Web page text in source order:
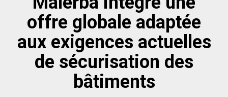
offre globale adaptée
aux exigences actuelles
de sécurisation des
bâtiments